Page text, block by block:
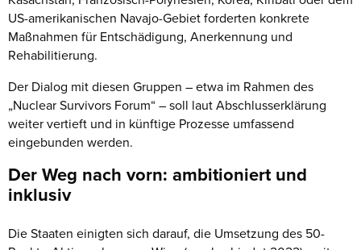
US-amerikanischen Navajo-Gebiet forderten konkrete
Maßnahmen für Entschädigung, Anerkennung und
Rehabilitierung.
Der Dialog mit diesen Gruppen – etwa im Rahmen des
„Nuclear Survivors Forum“ – soll laut Abschlusserklärung
weiter vertieft und in künftige Prozesse umfassend
eingebunden werden.
Der Weg nach vorn: ambitioniert und
inklusiv
Die Staaten einigten sich darauf, die Umsetzung des 50-